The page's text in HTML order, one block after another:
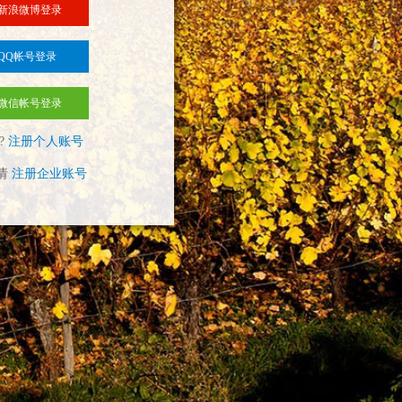
浪微博登录
帐号登录
信帐号登录
注册个人账号
注册企业账号